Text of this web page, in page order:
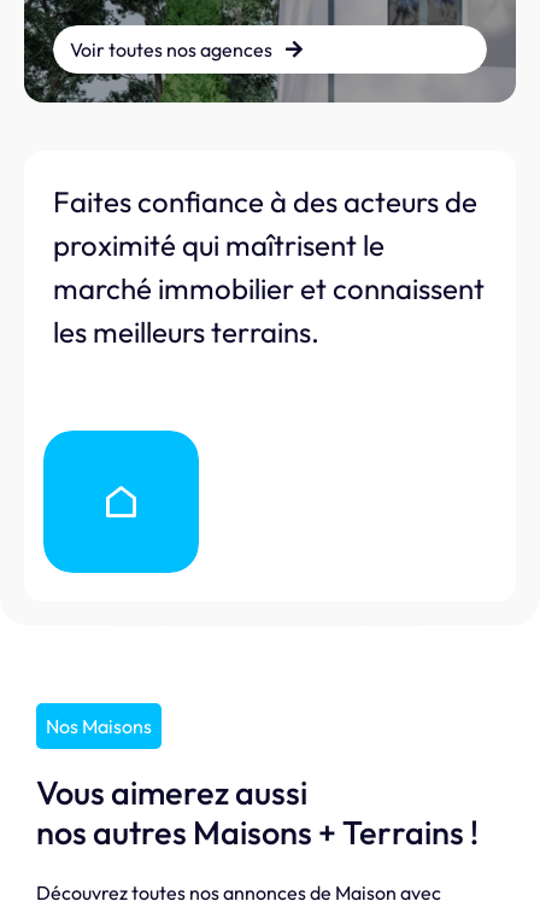
Voir toutes nos agences
Faites confiance à des acteurs de
proximité qui maîtrisent le
marché immobilier et connaissent
les meilleurs terrains.
Nos Maisons
Vous aimerez aussi
nos autres Maisons + Terrains !
Découvrez toutes nos annonces de Maison avec